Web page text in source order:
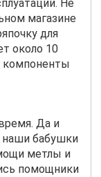
Не
магазине
для
около 10
компоненты
Да и
наши бабушки
метлы и
помощники